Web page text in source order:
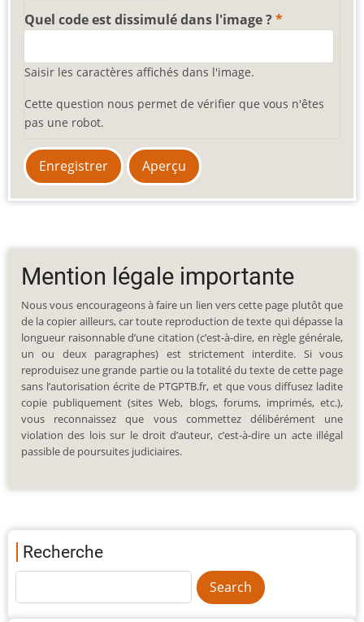
Quel code est dissimulé dans l'image ?
Saisir les caractères affichés dans l'image.
Cette question nous permet de vérifier que vous n'êtes
pas une robot.
Mention légale importante
Nous vous encourageons à faire un lien vers cette page plutôt que
de la copier ailleurs, car toute reproduction de texte qui dépasse la
longueur raisonnable d’une citation (c’est-à-dire, en règle générale,
un ou deux paragraphes) est strictement interdite. Si vous
reproduisez une grande partie ou la totalité du texte de cette page
sans l’autorisation écrite de PTGPTB.fr, et que vous diffusez ladite
copie publiquement (sites Web, blogs, forums, imprimés, etc.),
vous reconnaissez que vous commettez délibérément une
violation des lois sur le droit d’auteur, c’est-à-dire un acte illégal
passible de poursuites judiciaires.
Recherche